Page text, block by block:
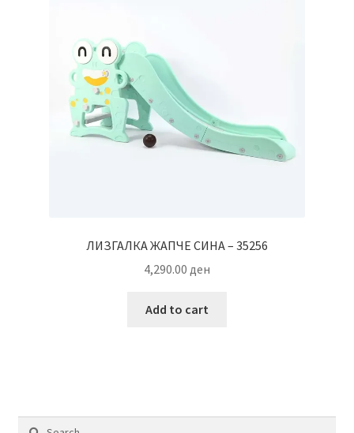
ЛИЗГАЛКА ЖАПЧЕ СИНА – 35256
4,290.00 ден
Add to cart
Search